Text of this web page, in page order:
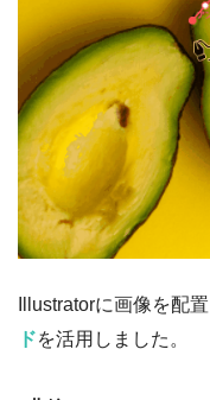
Illustratorに画像を配
ドを活用しました。